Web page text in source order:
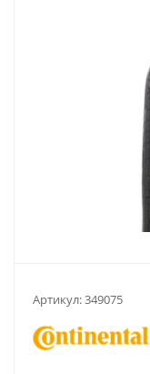
Артикул:349075